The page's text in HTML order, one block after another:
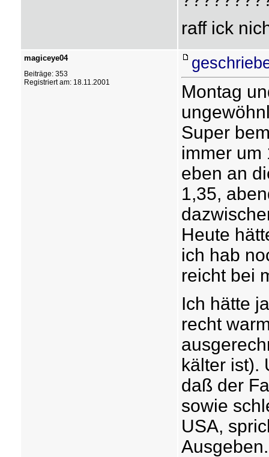
raff ick
magiceye04
Beiträge: 353
Registriert am: 18.11.2001
Montag
Super
immer um
eben an
1,35,
Heute
ich hab
reicht bei
Ich hätte
recht
kälter ist).
daß der
sowie
USA,